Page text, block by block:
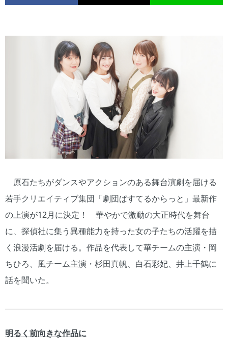
原石たちがダンスやアクションのある舞台演劇を届ける
若手クリエイティブ集団「劇団ぱすてるからっと」最新作
の上演が12月に決定！ 華やかで激動の大正時代を舞台
に、探偵社に集う異種能力を持った女の子たちの活躍を描
く浪漫活劇を届ける。作品を代表して華チームの主演・岡
ちひろ、風チーム主演・杉田真帆、白石彩妃、井上千鶴に
話を聞いた。
明るく前向きな作品に